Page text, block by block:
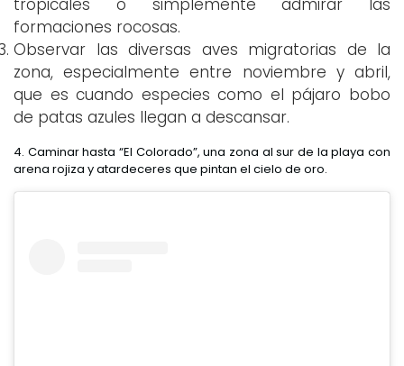
tropicales o simplemente admirar las
formaciones rocosas.
Observar las diversas aves migratorias de la
zona, especialmente entre noviembre y abril,
que es cuando especies como el pájaro bobo
de patas azules llegan a descansar.
4. Caminar hasta “El Colorado”, una zona al sur de la playa con
arena rojiza y atardeceres que pintan el cielo de oro.